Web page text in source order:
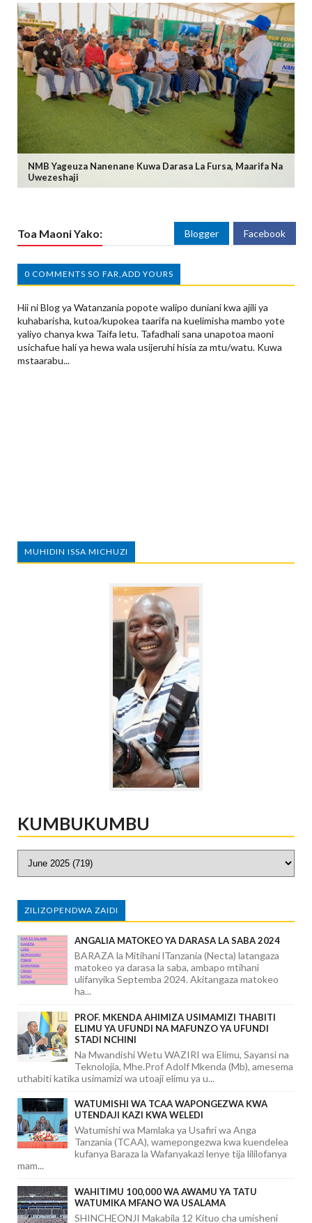
NMB Yageuza Nanenane Kuwa Darasa La Fursa, Maarifa Na
Uwezeshaji
Toa Maoni Yako: Blogger Facebook
0 COMMENTS SO FAR,ADD YOURS
Hii ni Blog ya Watanzania popote walipo duniani kwa ajili ya
kuhabarisha, kutoa/kupokea taarifa na kuelimisha mambo yote
yaliyo chanya kwa Taifa letu. Tafadhali sana unapotoa maoni
usichafue hali ya hewa wala usijeruhi hisia za mtu/watu. Kuwa
mstaarabu...
MUHIDIN ISSA MICHUZI
KUMBUKUMBU
ZILIZOPENDWA ZAIDI
ANGALIA MATOKEO YA DARASA LA SABA 2024
BARAZA la Mitihani lTanzania (Necta) latangaza
matokeo ya darasa la saba, ambapo mtihani
ulifanyika Septemba 2024. Akitangaza matokeo
ha...
PROF. MKENDA AHIMIZA USIMAMIZI THABITI
ELIMU YA UFUNDI NA MAFUNZO YA UFUNDI
STADI NCHINI
Na Mwandishi Wetu WAZIRI wa Elimu, Sayansi na
Teknolojia, Mhe.Prof Adolf Mkenda (Mb), amesema
uthabiti katika usimamizi wa utoaji elimu ya u...
WATUMISHI WA TCAA WAPONGEZWA KWA
UTENDAJI KAZI KWA WELEDI
Watumishi wa Mamlaka ya Usafiri wa Anga
Tanzania (TCAA), wamepongezwa kwa kuendelea
kufanya Baraza la Wafanyakazi lenye tija lililofanya
mam...
WAHITIMU 100,000 WA AWAMU YA TATU
WATUMIKA MFANO WA USALAMA
SHINCHEONJI Makabila 12 Kituo cha umisheni